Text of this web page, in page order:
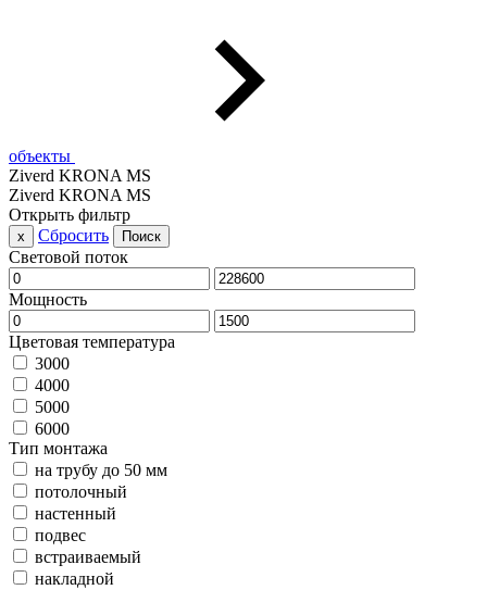
объекты
Ziverd KRONA MS
Ziverd KRONA MS
Открыть фильтр
x Сбросить Поиск
Световой поток
Мощность
Цветовая температура
3000
4000
5000
6000
Тип монтажа
на трубу до 50 мм
потолочный
настенный
подвес
встраиваемый
накладной